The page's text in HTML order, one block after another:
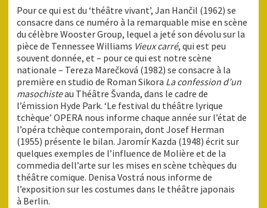
Pour ce qui est du ‘théâtre vivant’, Jan Hančil (1962) se
consacre dans ce numéro à la remarquable mise en scène
du célèbre Wooster Group, lequel a jeté son dévolu sur la
pièce de Tennessee Williams Vieux carré, qui est peu
souvent donnée, et – pour ce qui est notre scène
nationale – Tereza Marečková (1982) se consacre à la
première en studio de Roman Sikora La confession d’un
masochisteau Théâtre Švanda, dans le cadre de
l’émission Hyde Park. ‘Le festival du théâtre lyrique
tchèque’ OPERA nous informe chaque année sur l’état de
l’opéra tchèque contemporain, dont Josef Herman
(1955) présente le bilan. Jaromír Kazda (1948) écrit sur
quelques exemples de l’influence de Molière et de la
commedia dell’arte sur les mises en scène tchèques du
théâtre comique. Denisa Vostrá nous informe de
l’exposition sur les costumes dans le théâtre japonais
à Berlin.